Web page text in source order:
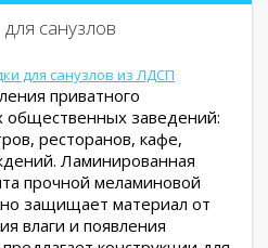
санузлов
для санузлов из ЛДСП
приватного
общественных заведений:
ресторанов, кафе,
Ламинированная
прочной меламиновой
защищает материал от
влаги и появления